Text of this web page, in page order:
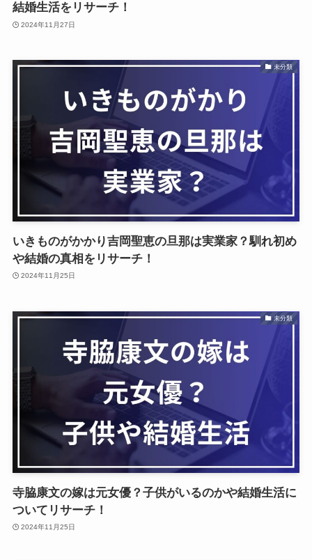
結婚生活をリサーチ！
2024年11月27日
未分類
いきものがかかり吉岡聖恵の旦那は実業家？馴れ初め
や結婚の真相をリサーチ！
2024年11月25日
未分類
寺脇康文の嫁は元女優？子供がいるのかや結婚生活に
ついてリサーチ！
2024年11月25日